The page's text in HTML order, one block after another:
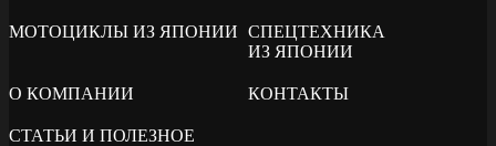
МОТОЦИКЛЫ ИЗ ЯПОНИИ СПЕЦТЕХНИКА
ИЗ ЯПОНИИ
О КОМПАНИИ КОНТАКТЫ
СТАТЬИ И ПОЛЕЗНОЕ